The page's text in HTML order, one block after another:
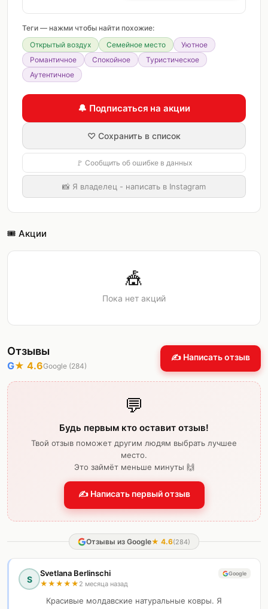
Теги — нажми чтобы найти похожие:
Открытый воздух
Семейное место
Уютное
Романтичное
Спокойное
Туристическое
Аутентичное
🔔 Подписаться на акции
♡ Сохранить в список
🚩 Сообщить об ошибке в данных
📸 Я владелец - написать в Instagram
🎟️ Акции
🎪
Пока нет акций
Отзывы
G★ 4.6Google (284)
✍️ Написать отзыв
💬
Будь первым кто оставит отзыв!
Твой отзыв поможет другим людям выбрать лучшее
место.
Это займёт меньше минуты 🙌
✍️ Написать первый отзыв
Отзывы из Google★ 4.6(284)
S
Svetlana Berlinschi
★ ★ ★ ★ ★ 2 месяца назад
Google
Красивые молдавские натуральные ковры. Я